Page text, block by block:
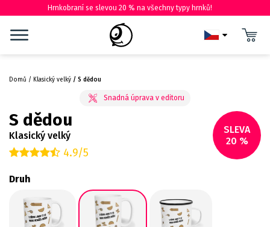
Hrnkobraní se slevou 20 % na všechny typy hrnků!
Domů Klasický velký S dědou
SLEVA
20 %
S dědou
Klasický velký
4.9/5
Druh